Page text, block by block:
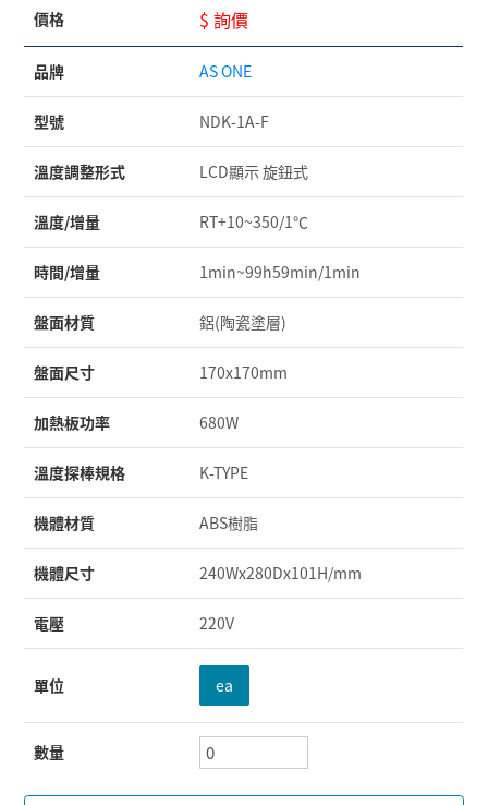
價格 $ 詢價
品牌 AS ONE
型號 NDK-1A-F
溫度調整形式 LCD顯示 旋鈕式
溫度/增量 RT+10~350/1℃
時間/增量 1min~99h59min/1min
盤面材質 鋁(陶瓷塗層)
盤面尺寸 170x170mm
加熱板功率 680W
溫度探棒規格 K-TYPE
機體材質 ABS樹脂
機體尺寸 240Wx280Dx101H/mm
電壓 220V
單位 ea
數量